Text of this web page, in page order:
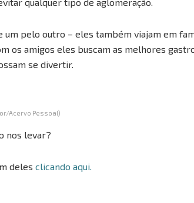
pelo outro – eles também viajam em
os amigos eles buscam as melhores
se divertir.
Acervo Pessoal)
nos levar?
deles clicando aqui.